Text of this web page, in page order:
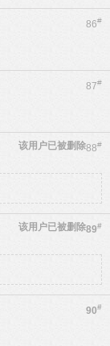
86#
87#
88#
该用户已被删除
89#
该用户已被删除
90#